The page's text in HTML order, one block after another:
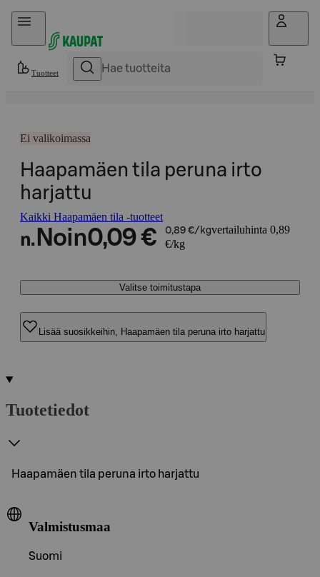
Hyppää sisältöön
Tuotteet
Ei valikoimassa
Haapamäen tila peruna irto
harjattu
Kaikki Haapamäen tila -tuotteet
n. Noin0,09 € 0,89 €/kgvertailuhinta 0,89
€/kg
Valitse toimitustapa
Lisää suosikkeihin, Haapamäen tila peruna irto harjattu
Tuotetiedot
Haapamäen tila peruna irto harjattu
Valmistusmaa
Suomi